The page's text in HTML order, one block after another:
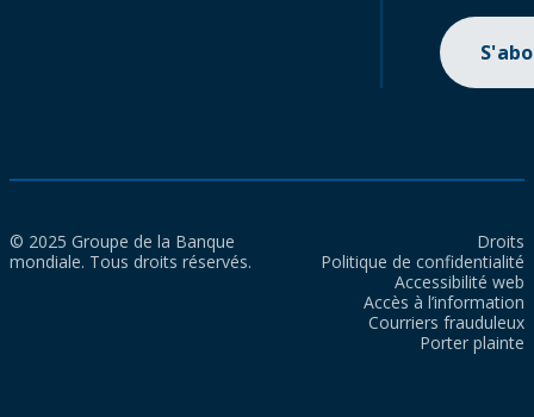
© 2025 Groupe de la Banque
mondiale. Tous droits réservés.
Droits
Politique de confidentialité
Accessibilité web
Accès à l’information
Courriers frauduleux
Porter plainte